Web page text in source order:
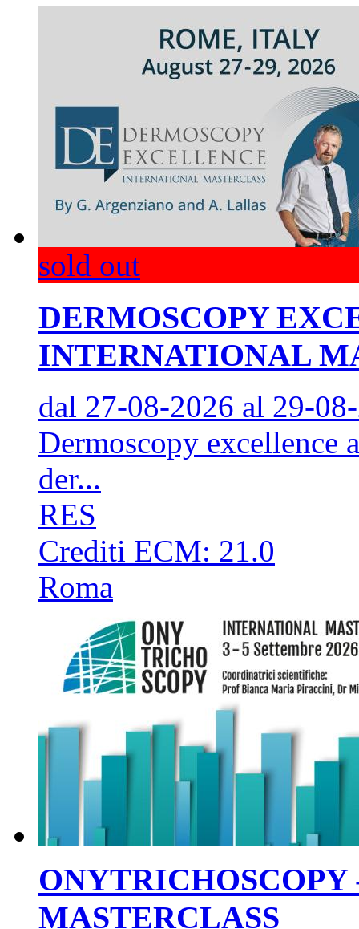
sold out
DERMOSCOPY
INTERNATIONAL
dal 27-08-2026 al 29-
Dermoscopy excellence
der...
RES
Crediti ECM: 21.0
Roma
MASTERCLASS